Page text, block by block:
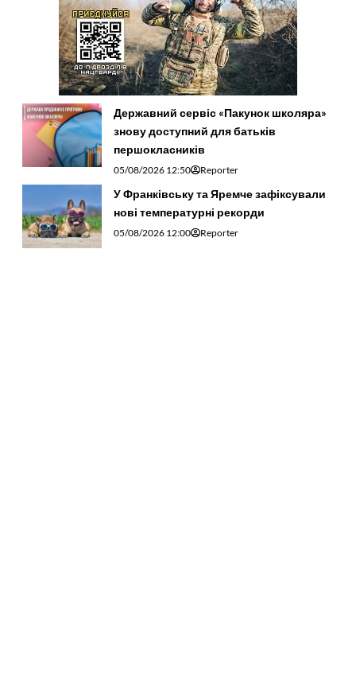
Державний сервіс «Пакунок школяра»
знову доступний для батьків
першокласників
05/08/2026 12:50 Reporter
У Франківську та Яремче зафіксували
нові температурні рекорди
05/08/2026 12:00 Reporter